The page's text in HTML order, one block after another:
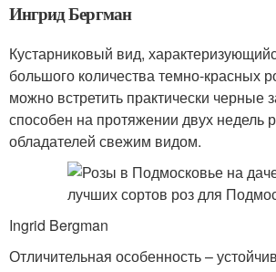
Ингрид Бергман
Кустарниковый вид,
большого количества темно-красных
можно встретить практически черные
способен на протяжении двух недель
обладателей свежим видом.
Ingrid Bergman
Отличительная особенность –